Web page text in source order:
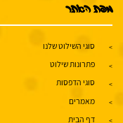
מפת האתר
סוגי השילוט שלנו
פתרונות שילוט
סוגי הדפסות
מאמרים
דף הבית